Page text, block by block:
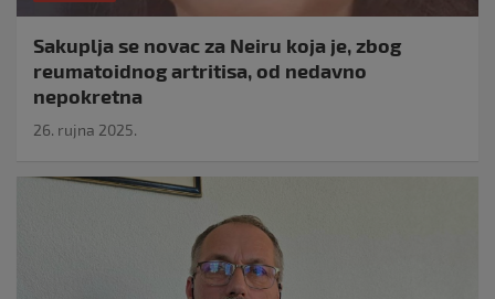
Sakuplja se novac za Neiru koja je, zbog
reumatoidnog artritisa, od nedavno
nepokretna
26. rujna 2025.